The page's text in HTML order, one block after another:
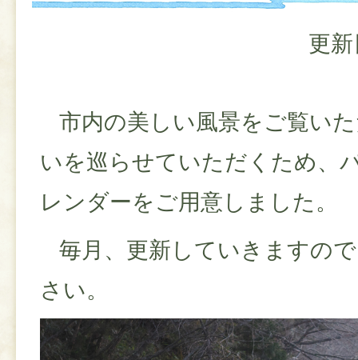
更
市内の美しい風景をご覧い
いを巡らせていただくため、
レンダーをご用意しました。
毎月、更新していきますの
さい。